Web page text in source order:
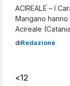
ACIREALE – I
Mangano
Acireale
produzione
di sua […]
diRedazione
<12